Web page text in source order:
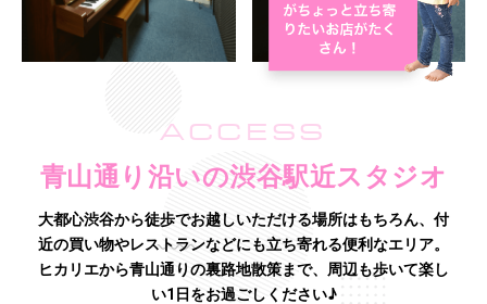
ACCESS
青山通り沿いの渋谷駅近スタジオ
大都心渋谷から徒歩でお越しいただける場所はもちろん、付
近の買い物やレストランなどにも立ち寄れる便利なエリア。
ヒカリエから青山通りの裏路地散策まで、周辺も歩いて楽し
い1日をお過ごしください♪